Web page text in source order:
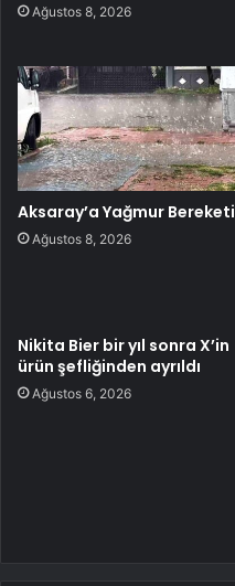
Ağustos 8, 2026
Aksaray’a Yağmur Bereketi
Ağustos 8, 2026
Nikita Bier bir yıl sonra X’in
ürün şefliğinden ayrıldı
Ağustos 6, 2026